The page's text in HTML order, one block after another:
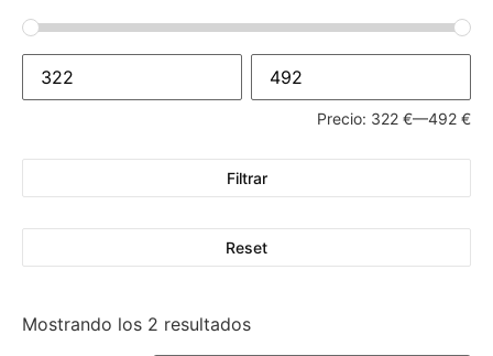
Precio: 322 €—492 €
Filtrar
Reset
Mostrando los 2 resultados